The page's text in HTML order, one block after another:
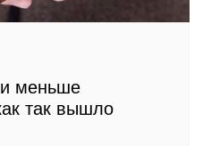
меньше
так вышло